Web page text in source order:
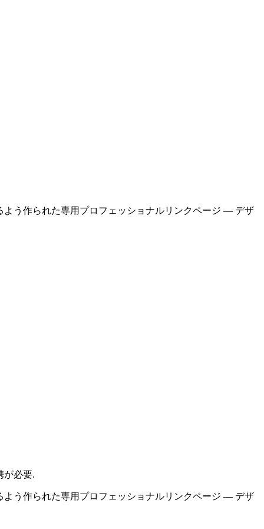
よう作られた専用プロフェッショナルリンクページ — デザ
が必要.
よう作られた専用プロフェッショナルリンクページ — デザ